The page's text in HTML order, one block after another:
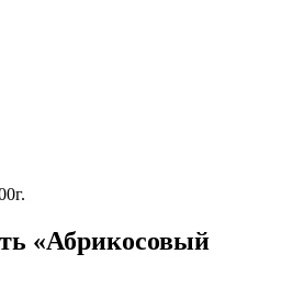
«Абрикосовый